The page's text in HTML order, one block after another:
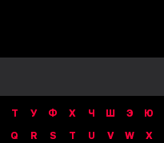
Т У Ф Х Ч Ш Э Ю
Q R S T U V W X